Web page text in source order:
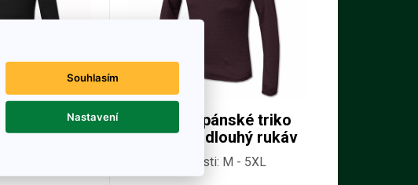
triko
RACUN
Funkční pánské triko
IBRAHIM dlouhý rukáv
490
Velikosti: M - 5XL
Souhlasím
Nastavení